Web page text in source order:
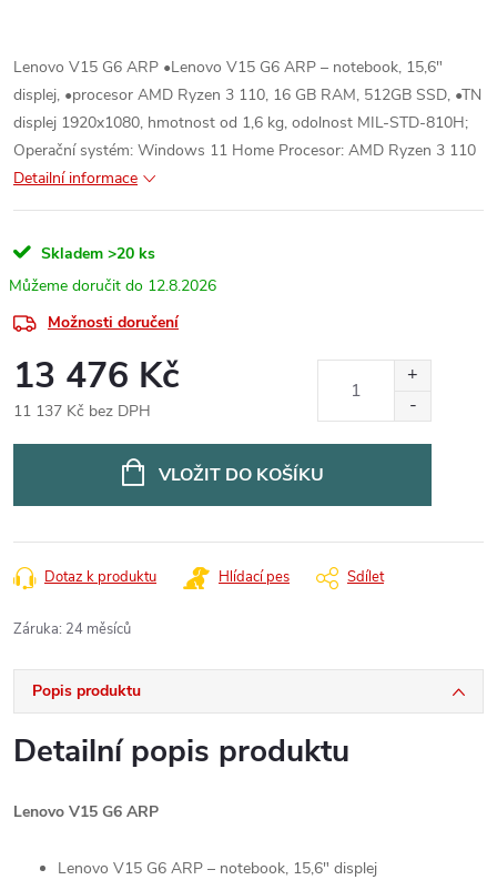
Lenovo V15 G6 ARP •Lenovo V15 G6 ARP – notebook, 15,6"
displej, •procesor AMD Ryzen 3 110, 16 GB RAM, 512GB SSD, •TN
displej 1920x1080, hmotnost od 1,6 kg, odolnost MIL-STD-810H;
Operační systém: Windows 11 Home Procesor: AMD Ryzen 3 110
Detailní informace
Skladem >20 ks
12.8.2026
Možnosti doručení
13 476 Kč
11 137 Kč bez DPH
VLOŽIT DO KOŠÍKU
Dotaz k produktu Hlídací pes Sdílet
Záruka: 24 měsíců
Popis produktu
Detailní popis produktu
Lenovo V15 G6 ARP
Lenovo V15 G6 ARP – notebook, 15,6" displej